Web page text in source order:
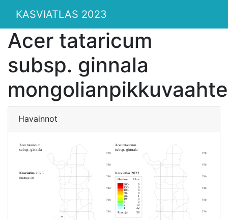
KASVIATLAS 2023
Acer tataricum
subsp. ginnala
Havainnot